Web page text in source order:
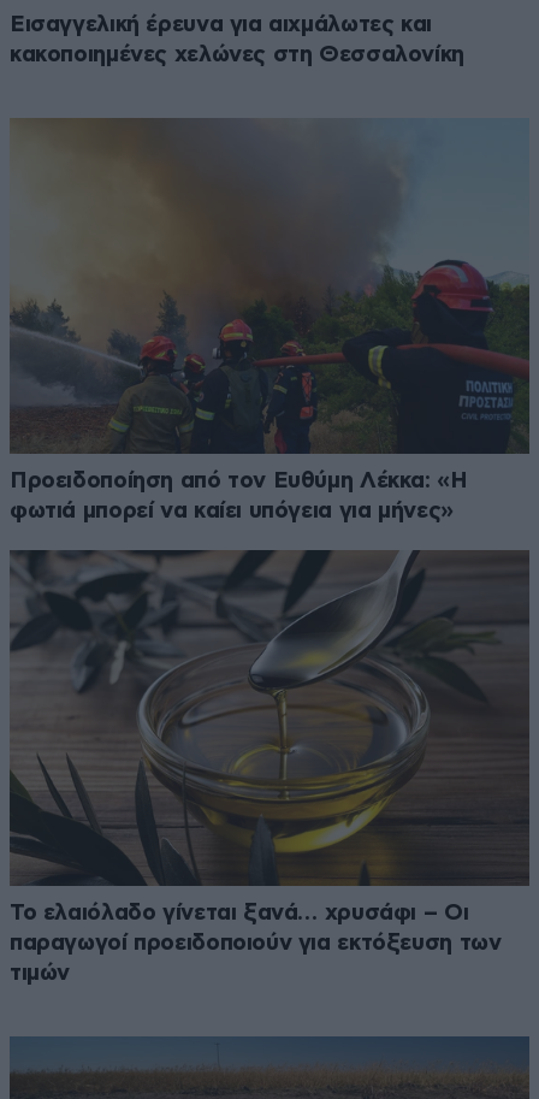
Εισαγγελική έρευνα για αιχμάλωτες και
κακοποιημένες χελώνες στη Θεσσαλονίκη
Προειδοποίηση από τον Ευθύμη Λέκκα: «Η
φωτιά μπορεί να καίει υπόγεια για μήνες»
Το ελαιόλαδο γίνεται ξανά… χρυσάφι – Οι
παραγωγοί προειδοποιούν για εκτόξευση των
τιμών